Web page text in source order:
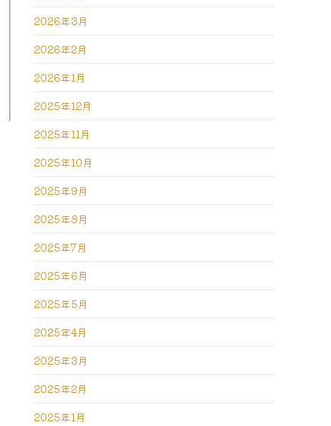
2026年3月
2026年2月
2026年1月
2025年12月
2025年11月
2025年10月
2025年9月
2025年8月
2025年7月
2025年6月
2025年5月
2025年4月
2025年3月
2025年2月
2025年1月